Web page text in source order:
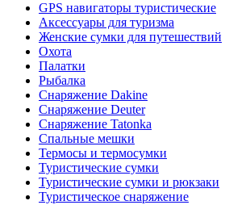
GPS навигаторы туристические
Аксессуары для туризма
Женские сумки для путешествий
Охота
Палатки
Рыбалка
Снаряжение Dakine
Снаряжение Deuter
Снаряжение Tatonka
Спальные мешки
Термосы и термосумки
Туристические сумки
Туристические сумки и рюкзаки
Туристическое снаряжение